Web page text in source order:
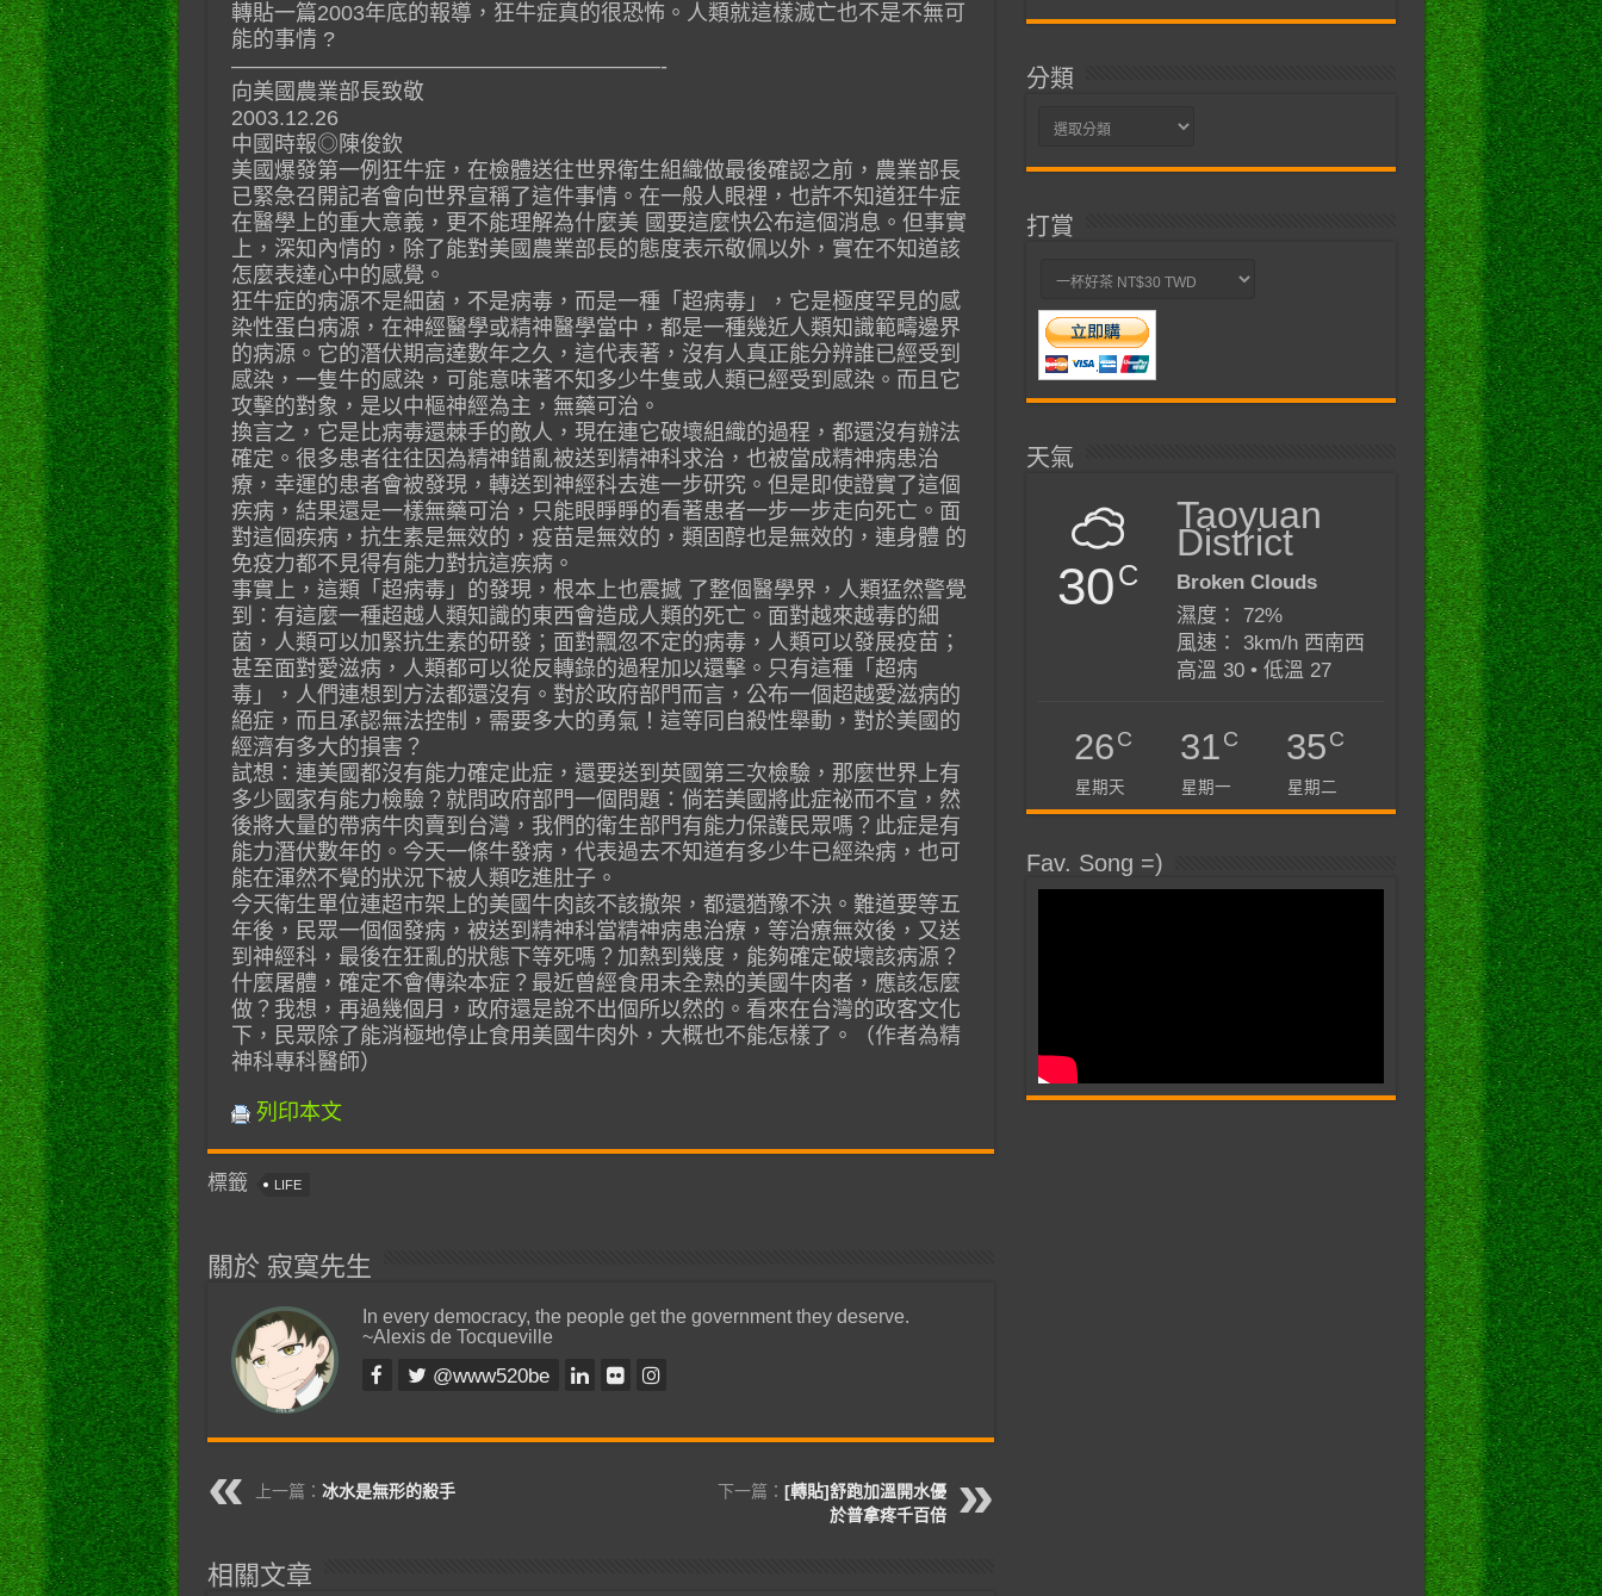
轉貼一篇2003年底的報導，狂牛症真的很恐怖。人類就這樣滅亡也不是不無可
能的事情 ?
————————————————————-
向美國農業部長致敬
2003.12.26
中國時報◎陳俊欽
美國爆發第一例狂牛症，在檢體送往世界衛生組織做最後確認之前，農業部長
已緊急召開記者會向世界宣稱了這件事情。在一般人眼裡，也許不知道狂牛症
在醫學上的重大意義，更不能理解為什麼美 國要這麼快公布這個消息。但事實
上，深知內情的，除了能對美國農業部長的態度表示敬佩以外，實在不知道該
怎麼表達心中的感覺。
狂牛症的病源不是細菌，不是病毒，而是一種「超病毒」，它是極度罕見的感
染性蛋白病源，在神經醫學或精神醫學當中，都是一種幾近人類知識範疇邊界
的病源。它的潛伏期高達數年之久，這代表著，沒有人真正能分辨誰已經受到
感染，一隻牛的感染，可能意味著不知多少牛隻或人類已經受到感染。而且它
攻擊的對象，是以中樞神經為主，無藥可治。
換言之，它是比病毒還棘手的敵人，現在連它破壞組織的過程，都還沒有辦法
確定。很多患者往往因為精神錯亂被送到精神科求治，也被當成精神病患治
療，幸運的患者會被發現，轉送到神經科去進一步研究。但是即使證實了這個
疾病，結果還是一樣無藥可治，只能眼睜睜的看著患者一步一步走向死亡。面
對這個疾病，抗生素是無效的，疫苗是無效的，類固醇也是無效的，連身體 的
免疫力都不見得有能力對抗這疾病。
事實上，這類「超病毒」的發現，根本上也震撼 了整個醫學界，人類猛然警覺
到：有這麼一種超越人類知識的東西會造成人類的死亡。面對越來越毒的細
菌，人類可以加緊抗生素的研發；面對飄忽不定的病毒，人類可以發展疫苗；
甚至面對愛滋病，人類都可以從反轉錄的過程加以還擊。只有這種「超病
毒」，人們連想到方法都還沒有。對於政府部門而言，公布一個超越愛滋病的
絕症，而且承認無法控制，需要多大的勇氣！這等同自殺性舉動，對於美國的
經濟有多大的損害？
試想：連美國都沒有能力確定此症，還要送到英國第三次檢驗，那麼世界上有
多少國家有能力檢驗？就問政府部門一個問題：倘若美國將此症祕而不宣，然
後將大量的帶病牛肉賣到台灣，我們的衛生部門有能力保護民眾嗎？此症是有
能力潛伏數年的。今天一條牛發病，代表過去不知道有多少牛已經染病，也可
能在渾然不覺的狀況下被人類吃進肚子。
今天衛生單位連超市架上的美國牛肉該不該撤架，都還猶豫不決。難道要等五
年後，民眾一個個發病，被送到精神科當精神病患治療，等治療無效後，又送
到神經科，最後在狂亂的狀態下等死嗎？加熱到幾度，能夠確定破壞該病源？
什麼屠體，確定不會傳染本症？最近曾經食用未全熟的美國牛肉者，應該怎麼
做？我想，再過幾個月，政府還是說不出個所以然的。看來在台灣的政客文化
下，民眾除了能消極地停止食用美國牛肉外，大概也不能怎樣了。（作者為精
神科專科醫師）
列印本文
標籤 LIFE
關於 寂寞先生
In every democracy, the people get the government they deserve.
~Alexis de Tocqueville
@www520be
上一篇： 冰水是無形的殺手 下一篇： [轉貼]舒跑加溫開水優
於普拿疼千百倍
相關文章
分類
分
打賞
天氣
30C
Taoyuan
District
Broken Clouds
濕度： 72%
風速： 3km/h 西南西
高溫 30 • 低溫 27
26C
星期天
31C
星期一
35C
星期二
Fav. Song =)